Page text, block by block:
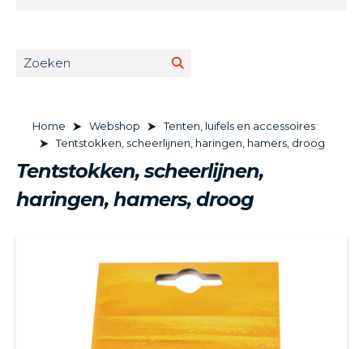
Home Webshop
Tenten, luifels en accessoires
Tentstokken, scheerlijnen, haringen, hamers, droog
Tentstokken, scheerlijnen,
haringen, hamers, droog